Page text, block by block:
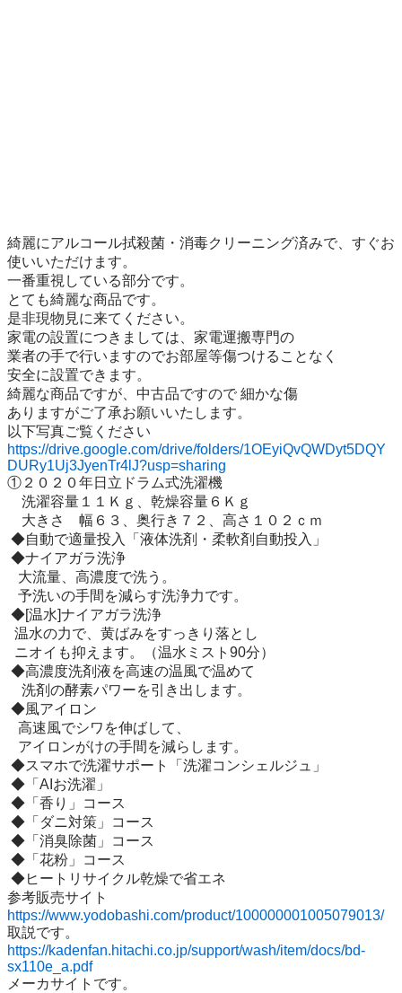
綺麗にアルコール拭殺菌・消毒クリーニング済みで、すぐお
使いいただけます。
一番重視している部分です。
とても綺麗な商品です。
是非現物見に来てください。
家電の設置につきましては、家電運搬専門の
業者の手で行いますのでお部屋等傷つけることなく
安全に設置できます。
綺麗な商品ですが、中古品ですので 細かな傷
ありますがご了承お願いいたします。
https://drive.google.com/drive/folders/1OEyiQvQWDyt5DQY
DURy1Uj3JyenTr4lJ?usp=sharing
①２０２０年日立ドラム式洗濯機
洗濯容量１１Ｋｇ、乾燥容量６Ｋｇ
洗剤の酵素パワーを引き出します。
https://www.yodobashi.com/product/100000001005079013/
https://kadenfan.hitachi.co.jp/support/wash/item/docs/bd-
sx110e_a.pdf